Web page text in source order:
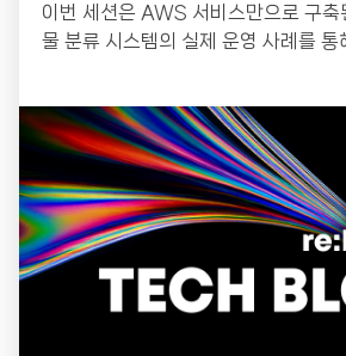
이번 세션은 AWS 서비스만으로 구축
물 분류 시스템의 실제 운영 사례를 통
WS IoT Greengrass, Amazon
p Functions, DynamoDB 등 AWS의
서비스를 결합한 아키텍처는 높은 정
있는 재활용 효율 개선(52%)을 달성했
AI 기반 자동화가 실제 업무 환경에서
식을 잘 보여줍니다.